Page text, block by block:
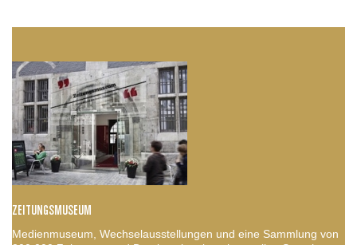
ZEITUNGSMUSEUM
Medienmuseum, Wechselausstellungen und eine Sammlung von